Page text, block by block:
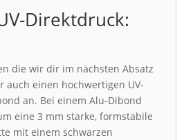
Direktdruck:
die wir dir im nächsten Absatz
einen hochwertigen UV-
an. Bei einem Alu-Dibond
eine 3 mm starke, formstabile
mit einem schwarzen